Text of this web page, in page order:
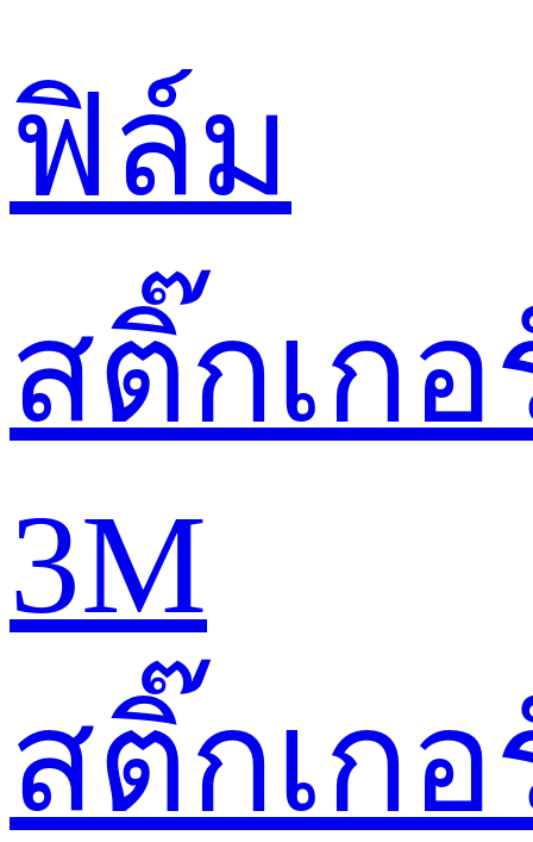
ฟิล์ม
สติ๊กเกอ
3M
สติ๊กเกอ